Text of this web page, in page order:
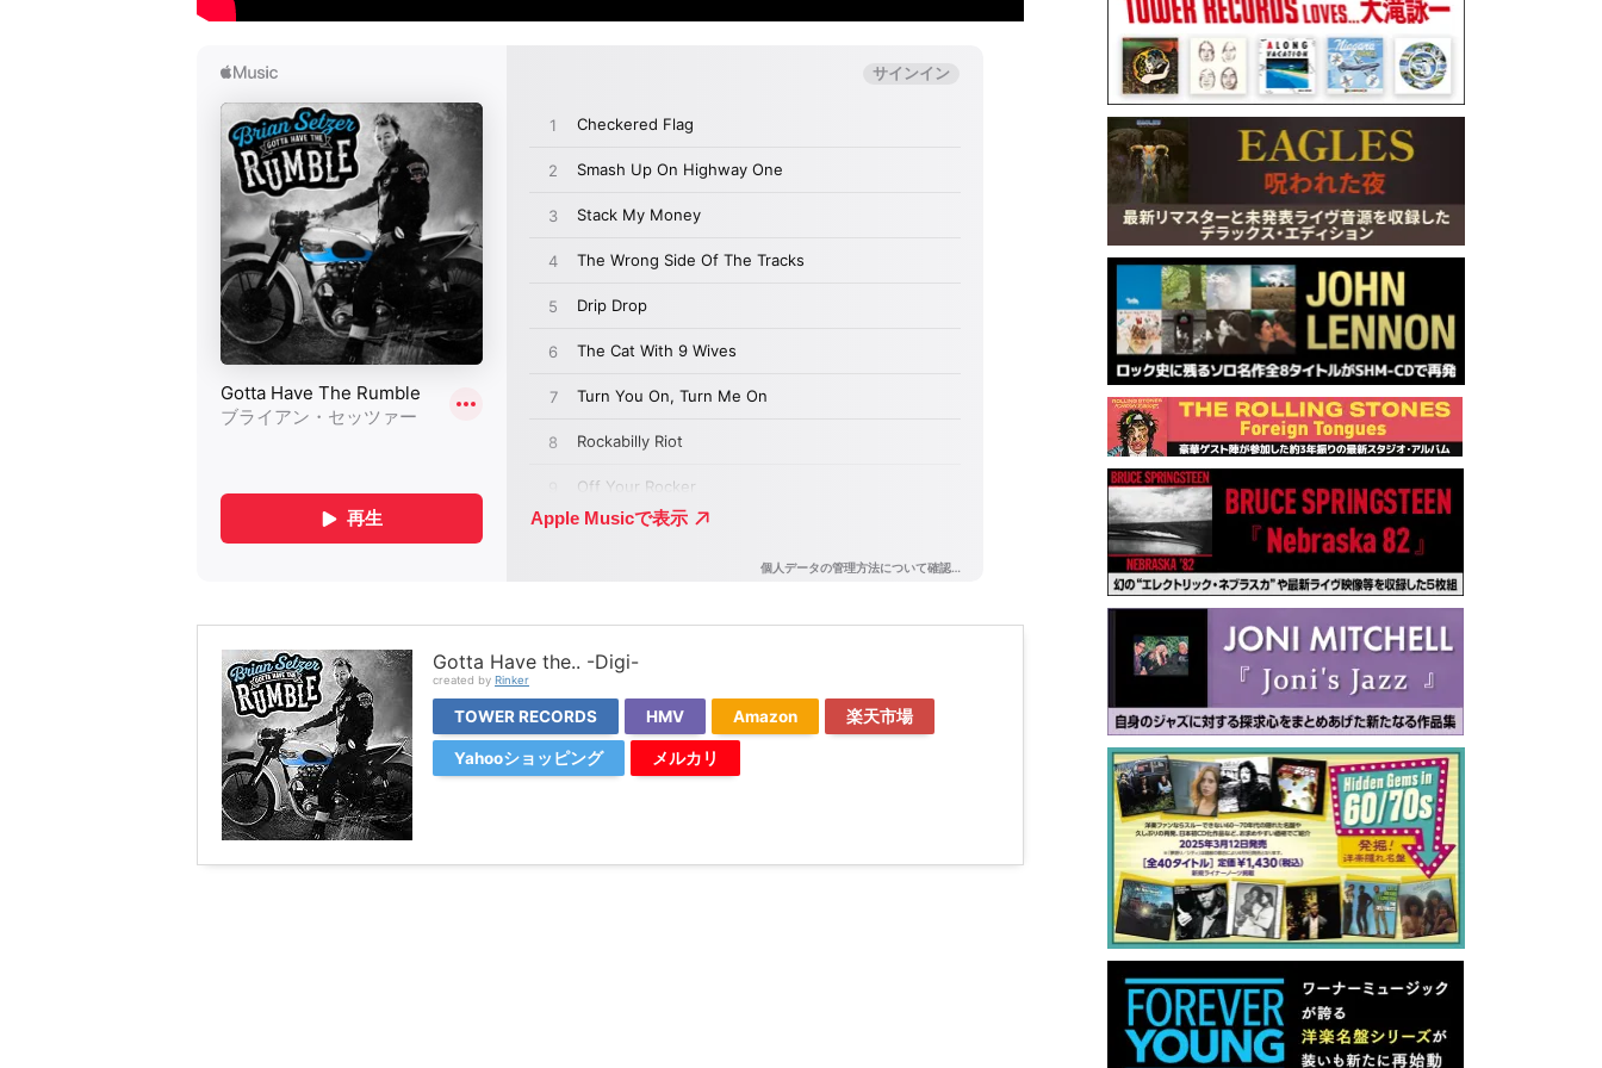
Gotta Have the.. -Digi-
created by Rinker
TOWER RECORDS HMV Amazon 楽天市場
Yahooショッピング メルカリ